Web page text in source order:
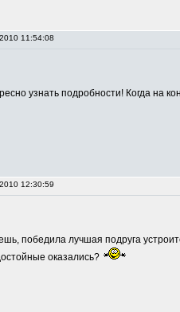
11:54:08
узнать подробности! Когда на
12:30:59
победила лучшая подруга
оказались?